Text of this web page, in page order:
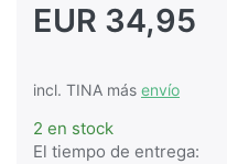
EUR 34,95
incl. TINA más envío
2 en stock
El tiempo de entrega: